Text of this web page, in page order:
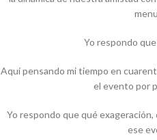
Yo respondo
Aquí pensando mi tiempo en
el evento por
Yo respondo que qué exageración,
ese